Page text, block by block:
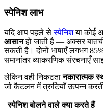
स्पेनिश लाभ
यदि आप पहले सेस्पेनिशया कोई
आसानहो जाती है — अक्सर
सकती है। दोनों भाषाएँ लगभग
समानांतर व्याकरणिक संरचनाएँ
लेकिन वही निकटतानकारात्मक
जो कैटलन में त्रुटियाँ उत्पन्न
स्पेनिश बोलने वाले क्या करते हैं